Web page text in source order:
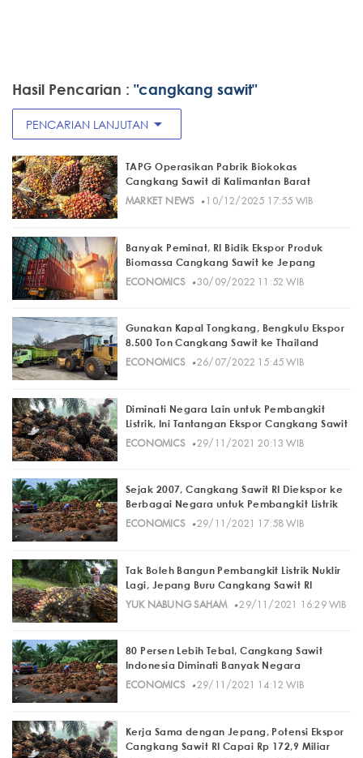
Hasil Pencarian : "cangkang sawit"
PENCARIAN LANJUTAN arrow_drop_down
TAPG Operasikan Pabrik Biokokas
Cangkang Sawit di Kalimantan Barat
MARKET NEWS· 10/12/2025 17:55 WIB
Banyak Peminat, RI Bidik Ekspor Produk
Biomassa Cangkang Sawit ke Jepang
ECONOMICS· 30/09/2022 11:52 WIB
Gunakan Kapal Tongkang, Bengkulu Ekspor
8.500 Ton Cangkang Sawit ke Thailand
ECONOMICS· 26/07/2022 15:45 WIB
Diminati Negara Lain untuk Pembangkit
Listrik, Ini Tantangan Ekspor Cangkang Sawit
ECONOMICS· 29/11/2021 20:13 WIB
Sejak 2007, Cangkang Sawit RI Diekspor ke
Berbagai Negara untuk Pembangkit Listrik
ECONOMICS· 29/11/2021 17:58 WIB
Tak Boleh Bangun Pembangkit Listrik Nuklir
Lagi, Jepang Buru Cangkang Sawit RI
YUK NABUNG SAHAM· 29/11/2021 16:29 WIB
80 Persen Lebih Tebal, Cangkang Sawit
Indonesia Diminati Banyak Negara
ECONOMICS· 29/11/2021 14:12 WIB
Kerja Sama dengan Jepang, Potensi Ekspor
Cangkang Sawit RI Capai Rp 172,9 Miliar